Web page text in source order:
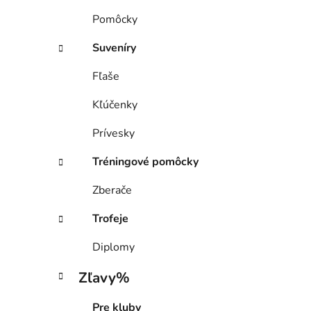
Pomôcky
Suveníry
Fľaše
Kľúčenky
Prívesky
Tréningové pomôcky
Zberače
Trofeje
Diplomy
Zľavy%
Pre kluby